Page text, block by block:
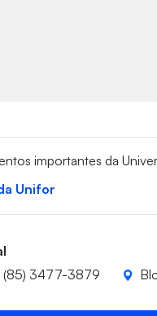
importantes da
Unifor
(85) 3477-3879